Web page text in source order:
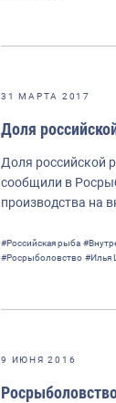
31 МАРТА 2017
Доля
Доля российской
сообщили в
производства на
#Российская рыба
#Росрыболовство #Илья
9 ИЮНЯ 2016